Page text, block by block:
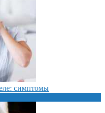
симптомы